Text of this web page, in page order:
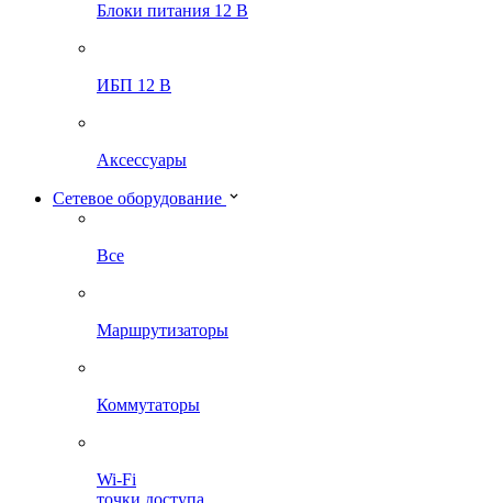
Блоки питания 12 В
ИБП 12 В
Аксессуары
Сетевое оборудование
Все
Маршрутизаторы
Коммутаторы
Wi-Fi
точки доступа